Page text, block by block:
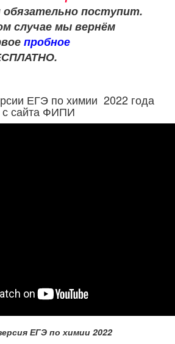
обязательно поступит.
случае мы вернём
пробное
ЕГЭ по химии 2022 года
с сайта ФИПИ